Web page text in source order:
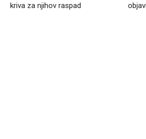
kriva za njihov raspad